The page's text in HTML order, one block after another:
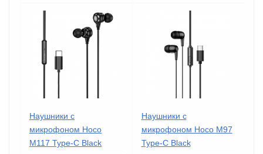
Наушники с
микрофоном Hoco
M117 Type-C Black
Наушники с
микрофоном Hoco M97
Type-C Black